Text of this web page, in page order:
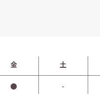
金 土
● -